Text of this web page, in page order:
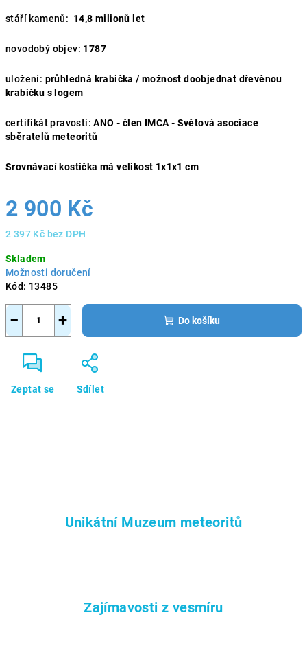
stáří kamenů: 14,8 milionů let
novodobý objev: 1787
uložení: průhledná krabička / možnost doobjednat dřevěnou
krabičku s logem
certifikát pravosti: ANO - člen IMCA - Světová asociace
sběratelů meteoritů
Srovnávací kostička má velikost 1x1x1 cm
2 900 Kč
2 397 Kč bez DPH
cena:
Skladem
Možnosti doručení
Kód: 13485
+
− Do košíku
Zeptat se Sdílet
Unikátní Muzeum meteoritů
Zajímavosti z vesmíru